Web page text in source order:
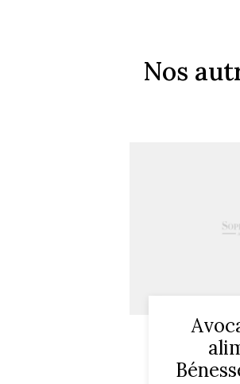
Nos